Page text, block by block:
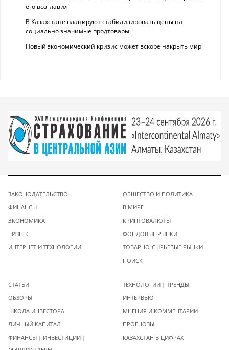
его возглавил
В Казахстане планируют стабилизировать цены на
социально значимые продтовары
Новый экономический кризис может вскоре накрыть мир
ЗАКОНОДАТЕЛЬСТВО
ФИНАНСЫ
ЭКОНОМИКА
БИЗНЕС
ИНТЕРНЕТ И ТЕХНОЛОГИИ
ОБЩЕСТВО И ПОЛИТИКА
В МИРЕ
КРИПТОВАЛЮТЫ
ФОНДОВЫЕ РЫНКИ
ТОВАРНО-СЫРЬЕВЫЕ РЫНКИ
ПОИСК
СТАТЬИ
ОБЗОРЫ
ШКОЛА ИНВЕСТОРА
ЛИЧНЫЙ КАПИТАЛ
ФИНАНСЫ | ИНВЕСТИЦИИ |
ТЕХНОЛОГИИ | ТРЕНДЫ
ИНТЕРВЬЮ
МНЕНИЯ И КОММЕНТАРИИ
ПРОГНОЗЫ
КАЗАХСТАН В ЦИФРАХ